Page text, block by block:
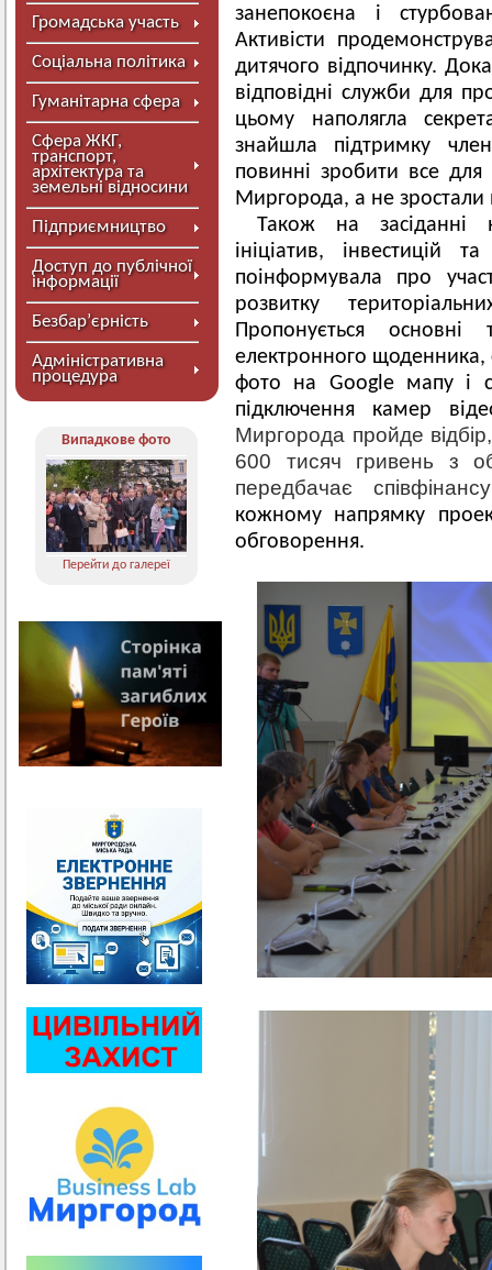
Громадська участь
Соціальна політика
Гуманітарна сфера
Сфера ЖКГ,
транспорт,
архітектура та
земельні відносини
Підприємництво
Доступ до публічної
інформації
Безбар’єрність
Адміністративна
процедура
Випадкове фото
Перейти до галереї
занепокоєна і
Активісти
дитячого відпочинку.
відповідні служби для
цьому наполягла
знайшла підтримку
повинні зробити все
Миргорода, а не
Також на засіданні
ініціатив, інвестицій
поінформувала про
розвитку
Пропонується
електронного щоденника,
фото на Google мапу і
підключення камер
Миргорода пройде
600 тисяч гривень з
передбачає
кожному напрямку
обговорення.